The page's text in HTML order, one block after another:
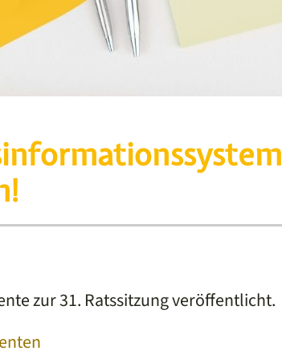
zur 31. Ratssitzung veröffentlicht.